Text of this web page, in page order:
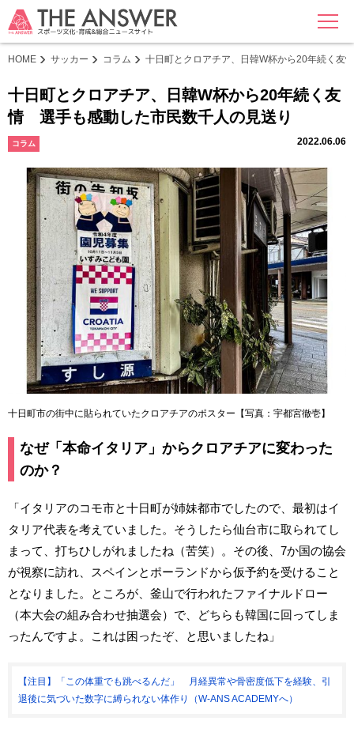
MENU
HOME サッカー コラム 十日町とクロアチア、日韓W杯から20年続く
十日町とクロアチア、日韓W杯から20年続く友
情 選手も感動した市民数千人の見送り
コラム 2022.06.06
十日町市の街中に貼られていたクロアチアのポスター【写真：宇都宮徹壱】
なぜ「本命イタリア」からクロアチアに変わった
のか？
「イタリアのコモ市と十日町が姉妹都市でしたので、最初はイ
タリア代表を考えていました。そうしたら仙台市に取られてし
まって、打ちひしがれましたね（苦笑）。その後、7か国の協会
が視察に訪れ、スペインとポーランドから仮予約を受けること
となりました。ところが、釜山で行われたファイナルドロー
（本大会の組み合わせ抽選会）で、どちらも韓国に回ってしま
ったんですよ。これは困ったぞ、と思いましたね」
【注目】「この体重でも跳べるんだ」 月経異常や骨密度低下を経験、引
退後に気づいた数字に縛られない体作り（W-ANS ACADEMYへ）